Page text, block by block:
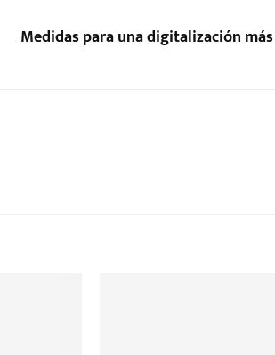
Medidas para una digitalización